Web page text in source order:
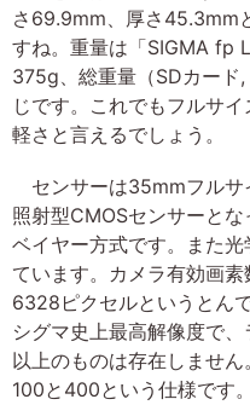
さ69.9mm、厚さ45.3mm
すね。重量は「SIGMA fp
375g、総重量（SDカー
じです。これでもフルサ
軽さと言えるでしょう。
センサーは35mmフル
照射型CMOSセンサーと
ベイヤー方式です。また
ています。カメラ有効画
6328ピクセルというとん
シグマ史上最高解像度で
以上のものは存在しませ
100と400という仕様です